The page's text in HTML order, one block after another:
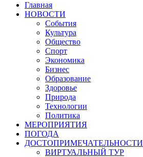
Главная
НОВОСТИ
События
Культура
Общество
Спорт
Экономика
Бизнес
Образование
Здоровье
Природа
Технологии
Политика
МЕРОПРИЯТИЯ
ПОГОДА
ДОСТОПРИМЕЧАТЕЛЬНОСТИ
ВИРТУАЛЬНЫЙ ТУР